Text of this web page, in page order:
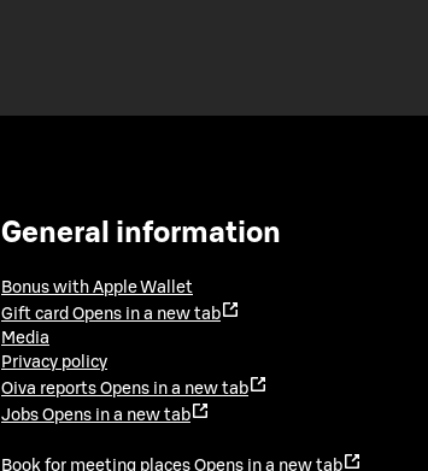
General information
Bonus with Apple Wallet
Gift card Opens in a new tab
Media
Privacy policy
Oiva reports Opens in a new tab
Jobs Opens in a new tab
Book for meeting places Opens in a new tab